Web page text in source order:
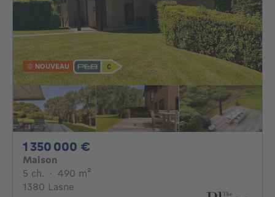
NOUVEAU
1 350 000 €
Maison
5 ch. 5 chambres
· 490 m²
1380 Lasne